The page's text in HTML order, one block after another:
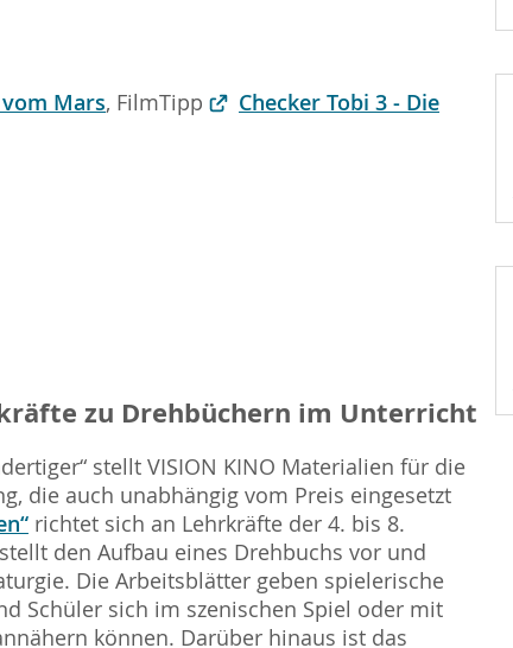
Mars, FilmTipp
Checker Tobi 3 - Die
zu Drehbüchern im Unterricht
stellt VISION KINO Materialien für die
die auch unabhängig vom Preis eingesetzt
richtet sich an Lehrkräfte der 4. bis 8.
den Aufbau eines Drehbuchs vor und
Die Arbeitsblätter geben spielerische
Schüler sich im szenischen Spiel oder mit
können. Darüber hinaus ist das